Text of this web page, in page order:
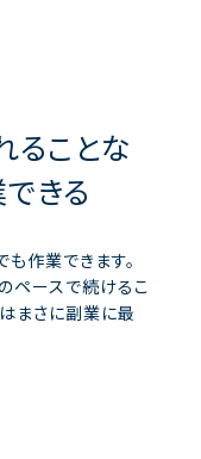
ことな
きる
作業できます。
ペースで続けるこ
まさに副業に最